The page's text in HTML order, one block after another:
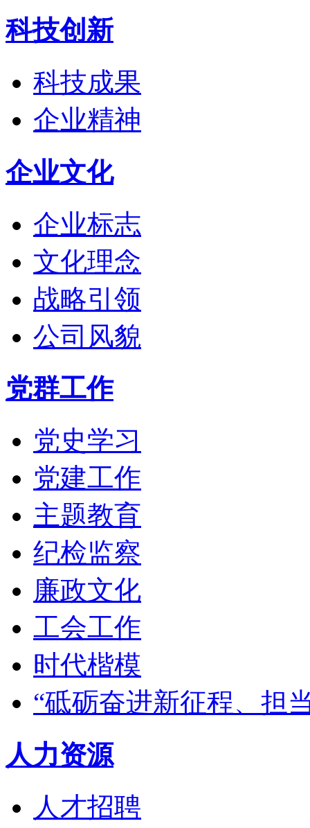
科技创新
科技成果
企业精神
企业文化
企业标志
文化理念
战略引领
公司风貌
党群工作
党史学习
党建工作
主题教育
纪检监察
廉政文化
工会工作
时代楷模
“砥砺奋进新征程、担
人力资源
人才招聘